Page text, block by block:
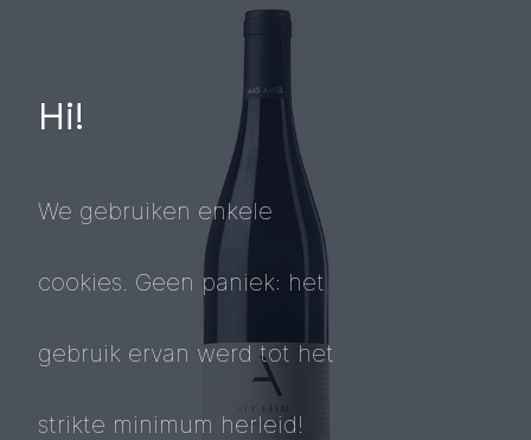
Hi!
We gebruiken enkele
cookies. Geen paniek: het
gebruik ervan werd tot het
strikte minimum herleid!